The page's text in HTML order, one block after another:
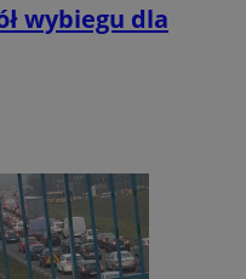
wybiegu dla